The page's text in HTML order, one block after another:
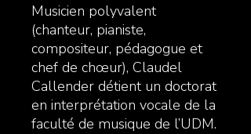
Musicien polyvalent
(chanteur, pianiste,
compositeur, pédagogue et
chef de chœur), Claudel
Callender détient un doctorat
en interprétation vocale de la
faculté de musique de l’UDM.